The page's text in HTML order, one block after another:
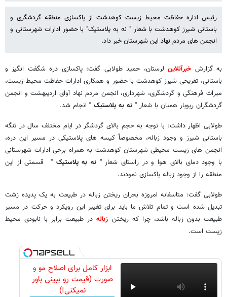
رئیس اداره حفاظت محیط زیست کوهدشت از پاکسازی منطقه گردشگری و
باستانی شیرز کوهدشت با شعار " نه به پلاستیک" با حضور ادارات شهرستانی و
انجمن های مردم نهاد این شهرستان خبر داد.
به گزارشخبرآنلاینلرستان، حمید طولابی گفت: پاکسازی دره شگفت انگیز و
باستانی، تفریحی شیرز کوهدشت با حضور و همکاری ادارات حفاظت محیط زیست،
میراث فرهنگی و گردشگری، شهرداری، انجمن مردم نهاد آوای اردیبهشت و انجمن
گردشگران ریویار همیان با شعار " نه به پلاستیک " انجام شد.
طولابی اظهار داشت: با توجه به حجم بالای گردشگر در ایام مختلف سال در تنگه
باستانی شیرز و وجود زباله، مخصوصاٌ کیسه های پلاستیکی در مسیر این دره،
انجمن های زیست محیطی شهرستان کوهدشت به همراه برخی ادارات شهرستانی
با وجود دمای بالای هوا و در راستای شعار" نه به پلاستیک " قسمتی از این
منطقه را از وجود زباله پاکسازی نمودند.
طولابی گفت: متاسفانه امروزه بحران ریختن زباله در طبیعت به یک پدیده زشت
تبدیل شده است و تمام تلاش ما باید برای تغییر این رویکرد و حرکت در مسیر
طبیعت بدون زباله باشد، چرا که ریختن زبالهدر طبیعت برابر با نابودی محیط
زیست است.
ابزار کامل برای اصلاح مو و
صورت (قیمت رو ببینی باور
نمیکنی!)